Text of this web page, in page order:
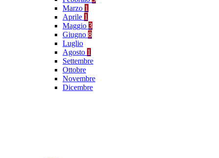
Marzo 1
Aprile 1
Maggio 3
Giugno 8
Luglio
Agosto 1
Settembre
Ottobre
Novembre
Dicembre